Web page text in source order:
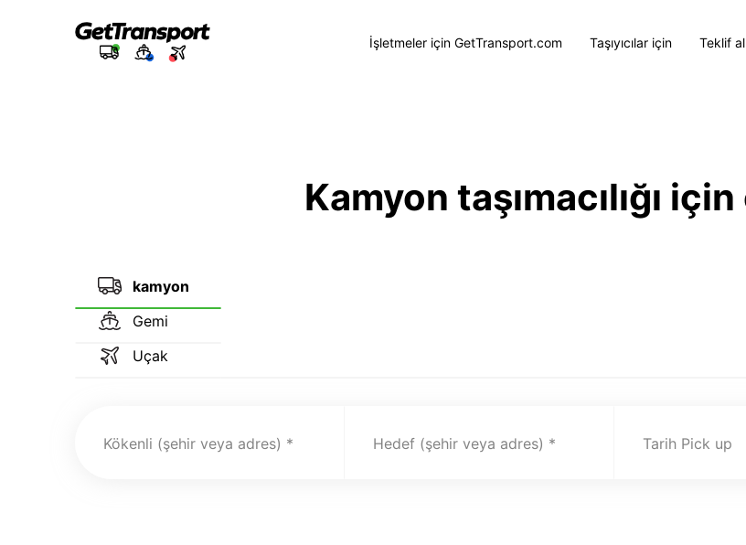
İşletmeler için GetTransport.com Taşıyıcılar için Teklif
Kamyon taşımacılığı
kamyon
Gemi
Uçak
Kökenli (şehir veya adres) Hedef (şehir veya adres) Tarih Pick up